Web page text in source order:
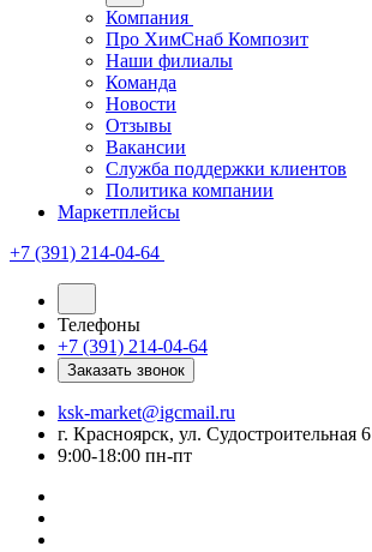
Компания
Про ХимСнаб Композит
Наши филиалы
Команда
Новости
Отзывы
Вакансии
Служба поддержки клиентов
Политика компании
Маркетплейсы
+7 (391) 214-04-64
Телефоны
+7 (391) 214-04-64
Заказать звонок
ksk-market@igcmail.ru
г. Красноярск, ул. Судостроительная 6
9:00-18:00 пн-пт